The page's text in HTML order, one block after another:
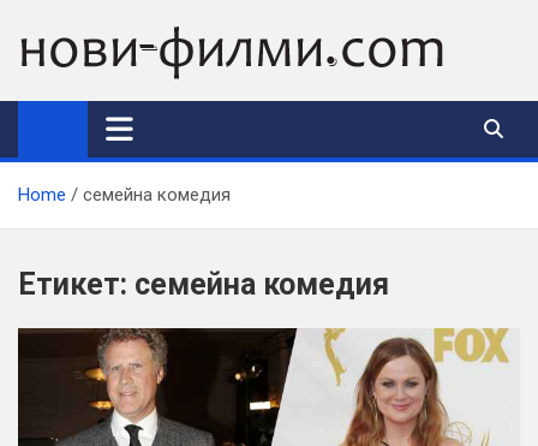
content
Home семейна комедия
Етикет: семейна комедия